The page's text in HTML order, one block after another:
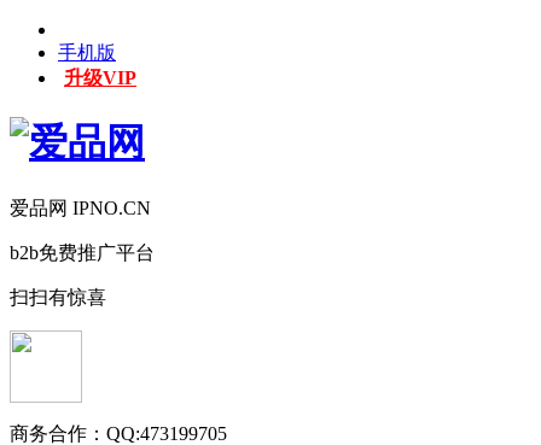
手机版
升级VIP
爱品网 IPNO.CN
b2b免费推广平台
扫扫有惊喜
商务合作： QQ:473199705